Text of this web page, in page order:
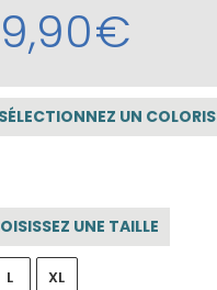
€
SÉLECTIONNEZ UN COLORIS
UNE TAILLE
L XL